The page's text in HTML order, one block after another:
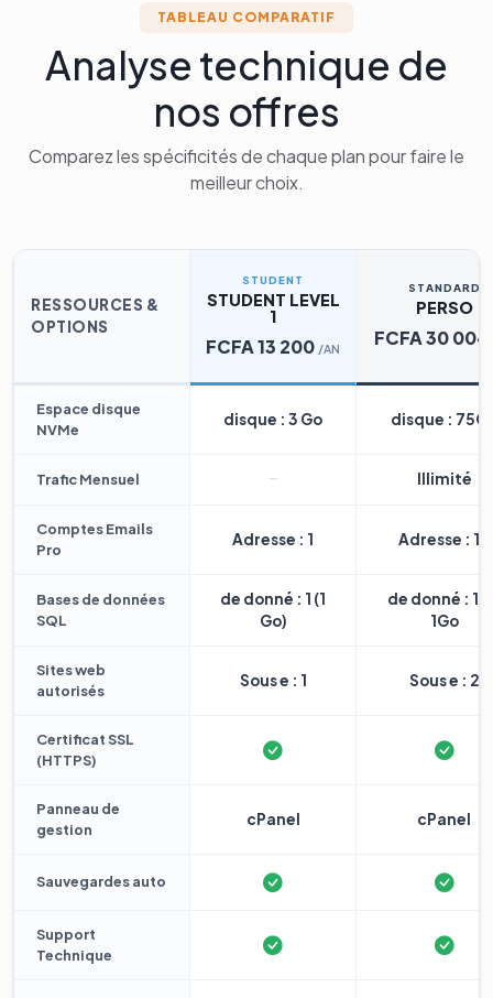
TABLEAU COMPARATIF
Analyse technique de
nos offres
Comparez les spécificités de chaque plan pour faire le
meilleur choix.
RESSOURCES &
OPTIONS
STUDENT
STUDENT LEVEL
1
FCFA 13 200 /AN
STANDARD
PERSO
FCFA 30 004
Espace disque
NVMe
disque : 3 Go disque :
Trafic Mensuel Illimité
Comptes Emails
Pro
Adresse : 1 Adresse : 10
Bases de données
SQL
de donné : 1 (1
Go)
de donné : 1
1Go
Sites web
autorisés
Sous e : 1 Sous e : 2
Certificat SSL
(HTTPS)
Panneau de
gestion
cPanel cPanel
Sauvegardes auto
Support
Technique